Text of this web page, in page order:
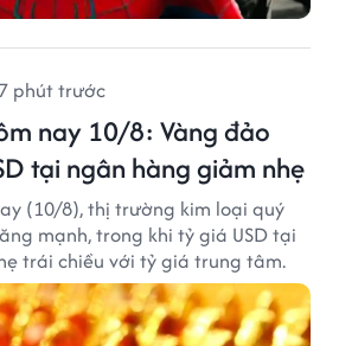
phút trước
nay 10/8: Vàng đảo
tại ngân hàng giảm nhẹ
(10/8), thị trường kim loại quý
mạnh, trong khi tỷ giá USD tại
trái chiều với tỷ giá trung tâm.